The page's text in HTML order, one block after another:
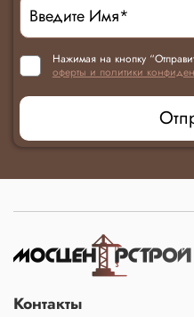
Нажимая на кнопку
оферты и политики
Контакты